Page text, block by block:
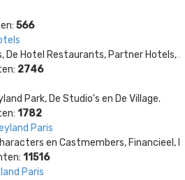
566
De Hotel Restaurants, Partner Hotels,
2746
Park, De Studio's en De Village.
1782
Paris
en Castmembers, Financieel,
11516
Paris